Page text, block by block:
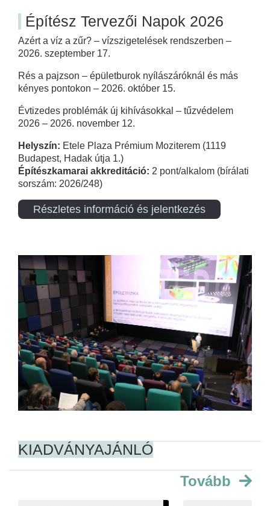
Építész Tervezői Napok 2026
Azért a víz a zűr? – vízszigetelések rendszerben –
2026. szeptember 17.
Rés a pajzson – épületburok nyílászáróknál és más
kényes pontokon – 2026. október 15.
Évtizedes problémák új kihívásokkal – tűzvédelem
2026 – 2026. november 12.
Helyszín: Etele Plaza Prémium Moziterem (1119
Budapest, Hadak útja 1.)
Építészkamarai akkreditáció: 2 pont/alkalom (bírálati
sorszám: 2026/248)
Részletes információ és jelentkezés
KIADVÁNYAJÁNLÓ
Tovább